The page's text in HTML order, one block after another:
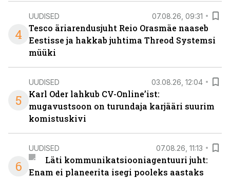
4
UUDISED 07.08.26, 09:31
Tesco äriarendusjuht Reio Orasmäe naaseb
Eestisse ja hakkab juhtima Threod Systemsi
müüki
5
UUDISED 03.08.26, 12:04
Karl Oder lahkub CV-Online’ist:
mugavustsoon on turundaja karjääri suurim
komistuskivi
6
UUDISED 07.08.26, 11:13
Läti kommunikatsiooniagentuuri juht:
Enam ei planeerita isegi pooleks aastaks